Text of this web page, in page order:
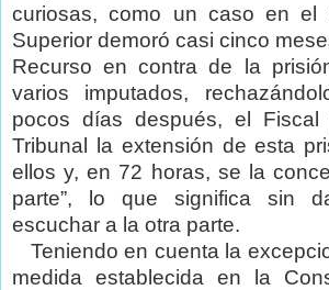
curiosas, como un caso en el
Superior demoró casi cinco
Recurso en contra de la
varios imputados,
pocos días después, el Fiscal
Tribunal la extensión de esta
ellos y, en 72 horas, se la
parte”, lo que significa sin
escuchar a la otra parte.
Teniendo en cuenta la
medida establecida en la